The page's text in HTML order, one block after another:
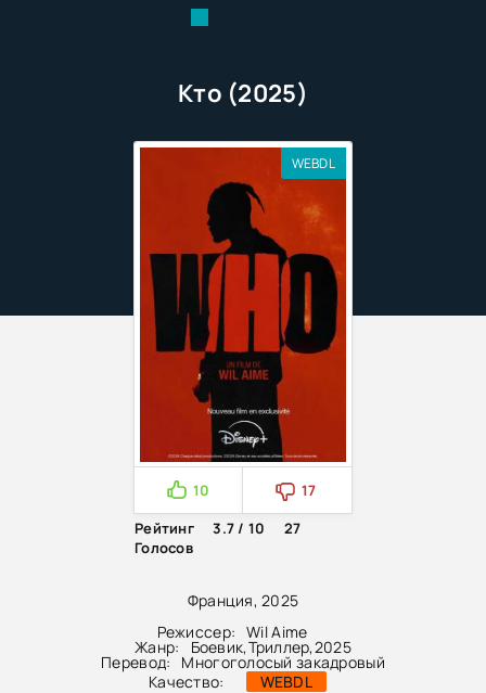
Кто (2025)
Франция, 2025
Режиссер: Wil Aime
Жанр: Боевик,Триллер,2025
Перевод:
Многоголосый закадровый
Качество:
WEBDL
WEBDL
10
17
Рейтинг
3.7 / 10
27
Голосов